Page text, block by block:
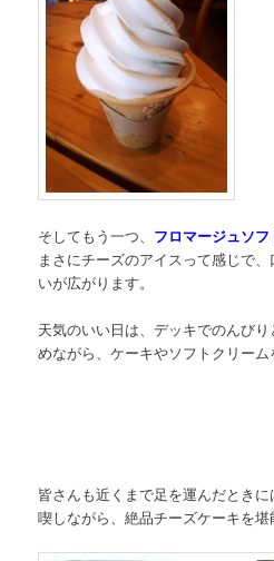
そしてもう一つ、 フロマージュソ
まさにチーズのアイスって感じで
いが広がります。
天気のいい日は、デッキでのんび
めながら、ケーキやソフトクリーム
皆さんも近くまで足を運んだとき
喫しながら、絶品チーズケーキを